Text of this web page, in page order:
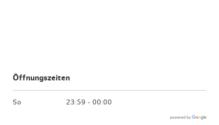
Öffnungszeiten
So 23:59 - 00:00